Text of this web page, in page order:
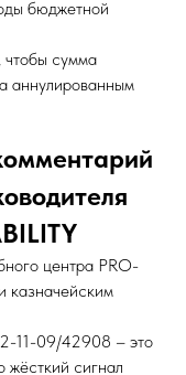
бюджетной
чтобы сумма
аннулированным
центра PRO-
казначейским
11-09/42908 – это
жёсткий сигнал